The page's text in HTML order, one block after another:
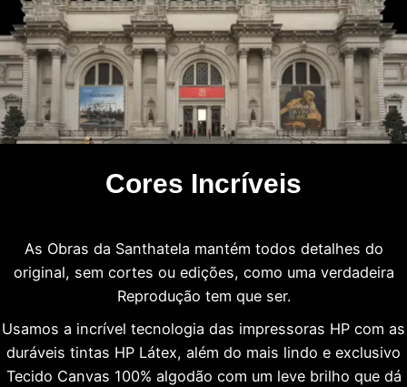
Cores Incríveis
As Obras da Santhatela mantém todos detalhes do
original, sem cortes ou edições, como uma verdadeira
Reprodução tem que ser.
Usamos a incrível tecnologia das impressoras HP com as
duráveis tintas HP Látex, além do mais lindo e exclusivo
Tecido Canvas 100% algodão com um leve brilho que dá